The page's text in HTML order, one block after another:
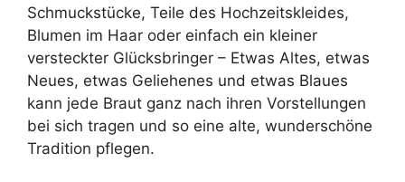
Schmuckstücke, Teile des Hochzeitskleides,
Blumen im Haar oder einfach ein kleiner
versteckter Glücksbringer – Etwas Altes, etwas
Neues, etwas Geliehenes und etwas Blaues
kann jede Braut ganz nach ihren Vorstellungen
bei sich tragen und so eine alte, wunderschöne
Tradition pflegen.